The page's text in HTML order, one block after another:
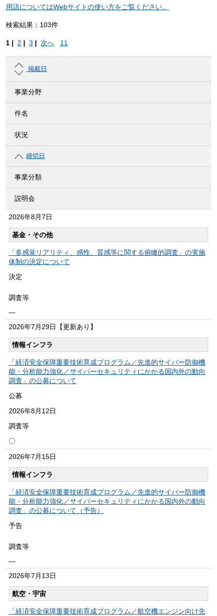
用語についてはWebサイトの使い方をご覧ください。
検索結果：103件
1 | 2 | 3 | 次へ 11
掲載日
事業分野
件名
状況
締切日
事業分類
説明会
2026年8月7日
基金・その他
「多感覚リアリティ、感性、質感等に関する俯瞰的調査」の実施
体制の決定について
決定
調査等
―
2026年7月29日 【更新あり】
情報インフラ
「経済安全保障重要技術育成プログラム／先進的サイバー防御機
能・分析能力強化／サイバーセキュリティにかかる国内外の動向
調査」の公募について
公募
2026年8月12日
調査等
〇
2026年7月15日
情報インフラ
「経済安全保障重要技術育成プログラム／先進的サイバー防御機
能・分析能力強化／サイバーセキュリティにかかる国内外の動向
調査」の公募について（予告）
予告
調査等
―
2026年7月13日
航空・宇宙
「経済安全保障重要技術育成プログラム／航空機エンジン向け先